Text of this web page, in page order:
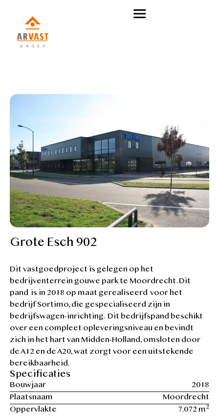
Grote Esch 902
Dit vastgoedproject is gelegen op het
bedrijventerrein gouwe park te Moordrecht. Dit
pand is in 2018 op maat gerealiseerd voor het
bedrijf Sortimo, die gespecialiseerd zijn in
bedrijfswagen-inrichting. Dit bedrijfspand beschikt
over een compleet opleveringsniveau en bevindt
zich in het hart van Midden-Holland, omsloten door
de A12 en de A20, wat zorgt voor een uitstekende
bereikbaarheid.
Specificaties
Bouwjaar
2018
Plaatsnaam
Moordrecht
Oppervlakte
7.072 m2